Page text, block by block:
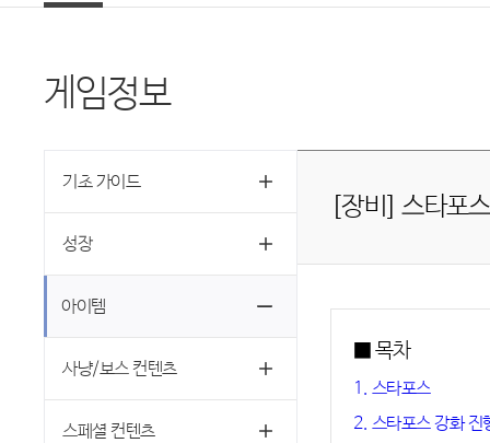
게임정보
기초 가이드
성장
아이템
사냥/보스 컨텐츠
스페셜 컨텐츠
[장비] 스타포
■ 목차
1. 스타포스
2. 스타포스 강화 진